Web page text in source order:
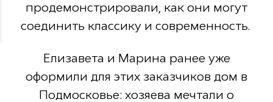
продемонстрировали, как они могут
соединить классику и современность.
Елизавета и Марина ранее уже
оформили для этих заказчиков дом в
Подмосковье: хозяева мечтали о